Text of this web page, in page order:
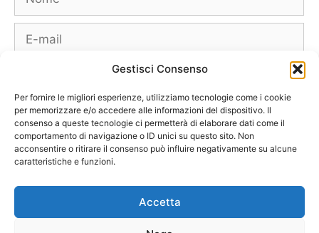
Gestisci Consenso
Per fornire le migliori esperienze, utilizziamo tecnologie come i cookie
per memorizzare e/o accedere alle informazioni del dispositivo. Il
consenso a queste tecnologie ci permetterà di elaborare dati come il
comportamento di navigazione o ID unici su questo sito. Non
acconsentire o ritirare il consenso può influire negativamente su alcune
caratteristiche e funzioni.
Accetta
E-
mail
web